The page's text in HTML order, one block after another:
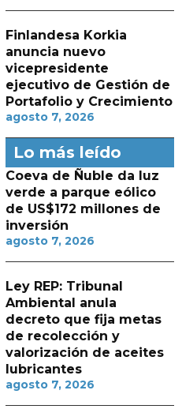
Finlandesa Korkia
anuncia nuevo
vicepresidente
ejecutivo de Gestión de
Portafolio y Crecimiento
agosto 7, 2026
Lo más leído
Coeva de Ñuble da luz
verde a parque eólico
de US$172 millones de
inversión
agosto 7, 2026
Ley REP: Tribunal
Ambiental anula
decreto que fija metas
de recolección y
valorización de aceites
lubricantes
agosto 7, 2026